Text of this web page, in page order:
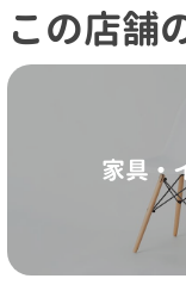
この店舗
家具・